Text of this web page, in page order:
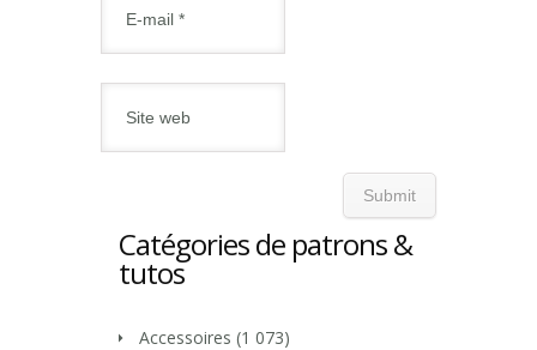
Catégories de patrons &
tutos
Accessoires (1 073)